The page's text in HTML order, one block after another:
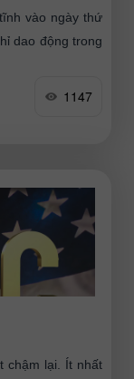
vào ngày thứ
dao động trong
1147
chậm lại. Ít nhất